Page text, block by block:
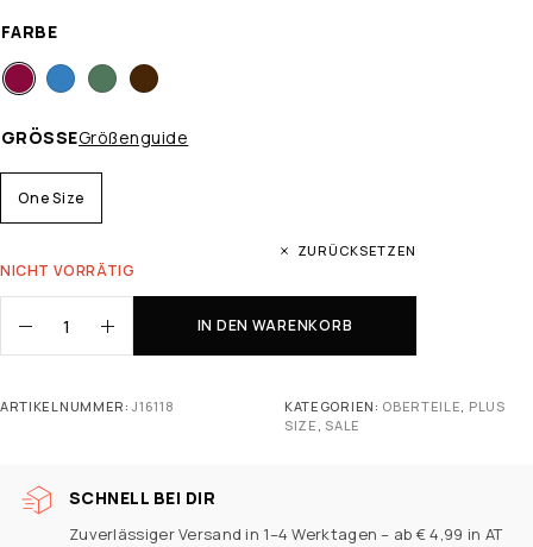
FARBE
GRÖSSE Größenguide
One Size
ZURÜCKSETZEN
NICHT VORRÄTIG
IN DEN WARENKORB
ARTIKELNUMMER:J16118 KATEGORIEN: OBERTEILE, PLUS
SIZE , SALE
SCHNELL BEI DIR
Zuverlässiger Versand in 1–4 Werktagen – ab € 4,99 in AT